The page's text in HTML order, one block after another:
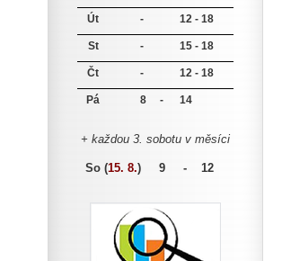
Út - 12 - 18
St - 15 - 18
Čt - 12 - 18
Pá 8 - 14
+ každou 3. sobotu v měsíci
So (15. 8.) 9 - 12